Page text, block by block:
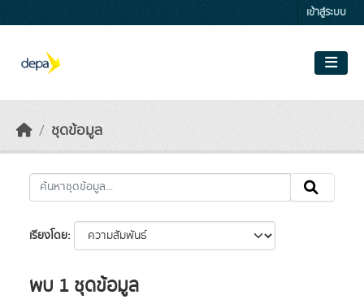
เข้าสู่ระบบ
ชุดข้อมูล
เรียงโดย
พบ 1 ชุดข้อมูล